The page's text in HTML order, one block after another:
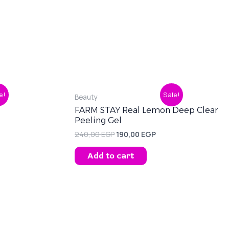
Sale!
Beauty
FARM STAY Real Lemon Deep Clear
Peeling Gel
240,00EGP
was:
240,00 EGP.
190,00 EGP
Current
price
is:
Add to cart